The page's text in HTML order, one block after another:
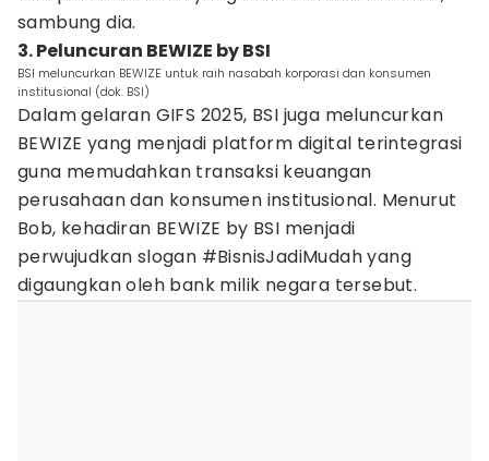
sambung dia.
3. Peluncuran BEWIZE by BSI
BSI meluncurkan BEWIZE untuk raih nasabah korporasi dan konsumen
institusional (dok. BSI)
Dalam gelaran GIFS 2025, BSI juga meluncurkan
BEWIZE yang menjadi platform digital terintegrasi
guna memudahkan transaksi keuangan
perusahaan dan konsumen institusional. Menurut
Bob, kehadiran BEWIZE by BSI menjadi
perwujudkan slogan #BisnisJadiMudah yang
digaungkan oleh bank milik negara tersebut.